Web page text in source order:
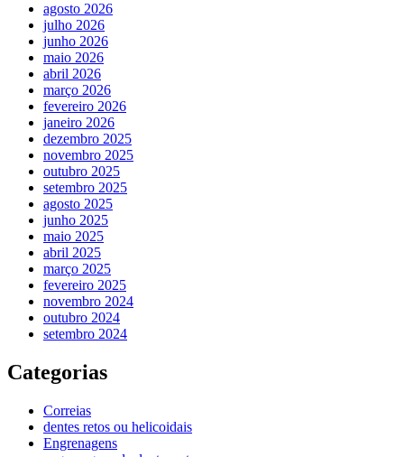
agosto 2026
julho 2026
junho 2026
maio 2026
abril 2026
março 2026
fevereiro 2026
janeiro 2026
dezembro 2025
novembro 2025
outubro 2025
setembro 2025
agosto 2025
junho 2025
maio 2025
abril 2025
março 2025
fevereiro 2025
novembro 2024
outubro 2024
setembro 2024
Categorias
Correias
dentes retos ou helicoidais
Engrenagens